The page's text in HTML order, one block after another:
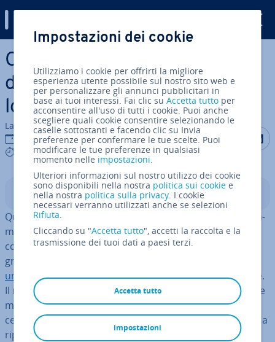
Vai al contenuto prin­ci­pa­le
Creazione di un brand: da
dove deriva l’efficacia dei
loghi più famosi?
La redazione di IONOS
13 nov 2017
8 mins
Condividi
Indice
Quanto è realmente efficace un logo? Noi tutti co­no­scia­
mo bene o male i loghi e le scritte tipiche di marche
come Burger King, Starbucks e Apple. Ma sareste in
grado di di­se­gnar­li a memoria?
un test
con oltre 150 americani armati di matita digitale.
Il risultato è stato che, sebbene ognuno conosca tutte le
marche in questione e abbia visto il loro logo già
centinaia di volte, rimane molto spesso difficile riuscire a
ri­pro­dur­li
facendo af­fi­da­men­to uni­ca­men­te sulla
Impostazioni dei cookie
Utilizziamo i cookie per offrirti la migliore
esperienza utente possibile sul nostro sito web e
per personalizzare gli annunci pubblicitari in
base ai tuoi interessi. Fai clic suAccetta tutto per
acconsentire all'uso di tutti i cookie. Puoi anche
scegliere quali cookie consentire selezionando le
caselle sottostanti e facendo clic su Invia
preferenze per confermare le tue scelte. Puoi
modificare le tue preferenze in qualsiasi
momento nelle impostazioni.
Ulteriori informazioni sul nostro utilizzo dei cookie
sono disponibili nella nostra politica sui cookie e
nella nostra politica sulla privacy. I cookie
necessari verranno utilizzati anche se selezioni
Rifiuta.
Cliccando su "Accetta tutto", accetti la raccolta e la
trasmissione dei tuoi dati a paesi terzi.
Accetta tutto
impostazioni